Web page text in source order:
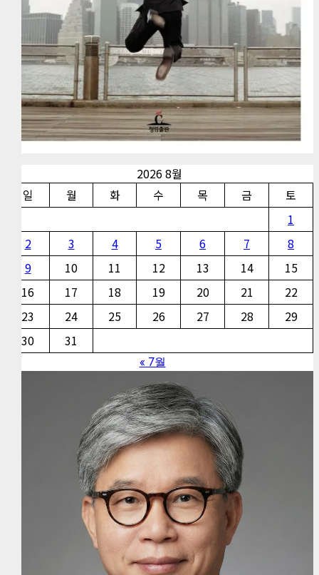
2026 8월
일
월 화 수 목 금
토
1
2
3 4 5 6 7
8
9
10 11 12 13 14
15
16
17 18 19 20 21
22
23
24 25 26 27 28
29
30
31
« 7월